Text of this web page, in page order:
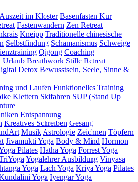
Auszeit im Kloster Basenfasten Kur
Fastenwandern Zen Retreat
Kneipp Traditionelle chinesische
Selbstfindung Schamanismus Schweige
Qigong Coaching
Urlaub Breathwork Stille Retreat
Detox Bewusstsein, Seele, Sinne &
und Laufen Funktionelles Training
Klettern Skifahren SUP (Stand Up
Entspannung
Kreatives Schreiben Gesang
Musik Astrologie Zeichnen Töpfern
Jivamukti Yoga Body & Mind Hormon
Pilates Hatha Yoga Forrest Yoga
Yogalehrer Ausbildung Vinyasa
Yoga Lach Yoga Kriya Yoga Pilates
Yoga Iyengar Yoga